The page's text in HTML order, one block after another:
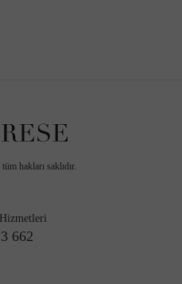
hakları saklıdır.
662